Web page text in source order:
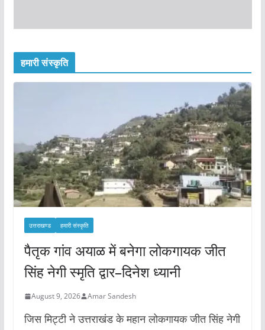
हमारी संस्कृति
उत्तराखण्ड हमारी संस्कृति
पैतृक गांव अयाळ में बनेगा लोकगायक जीत
सिंह नेगी स्मृति द्वार–दिनेश ध्यानी
August 9, 2026 Amar Sandesh
जिस मिट्टी ने उत्तराखंड के महान लोकगायक जीत सिंह नेगी